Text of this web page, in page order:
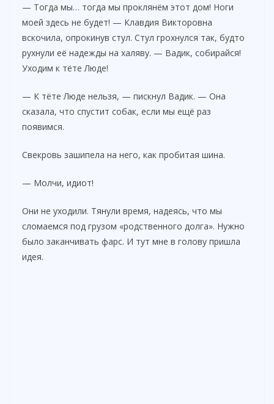
— Тогда мы… тогда мы проклянём этот дом! Ноги
моей здесь не будет! — Клавдия Викторовна
вскочила, опрокинув стул. Стул грохнулся так, будто
рухнули её надежды на халяву. — Вадик, собирайся!
Уходим к тёте Люде!
— К тёте Люде нельзя, — пискнул Вадик. — Она
сказала, что спустит собак, если мы ещё раз
появимся.
Свекровь зашипела на него, как пробитая шина.
— Молчи, идиот!
Они не уходили. Тянули время, надеясь, что мы
сломаемся под грузом «родственного долга». Нужно
было заканчивать фарс. И тут мне в голову пришла
идея.